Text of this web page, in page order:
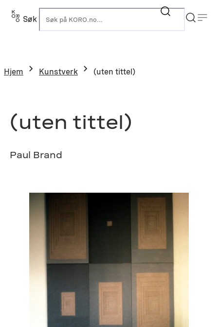
Hopp
Søk
Hjem Kunstverk (uten tittel)
(uten tittel)
Paul Brand